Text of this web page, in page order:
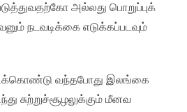
அல்லது பொறுப்புக்
நடவடிக்கை எடுக்கப்படவும்
வந்தபோது இலங்கை
சுற்றுச்சூழலுக்கும் மீனவ